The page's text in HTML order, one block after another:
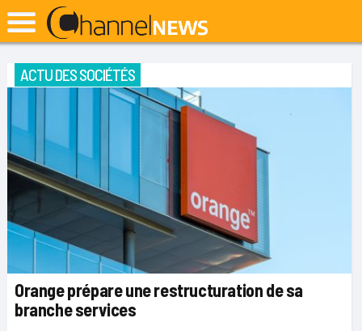
ACTU DES SOCIÉTÉS
Orange prépare une restructuration de sa
branche services